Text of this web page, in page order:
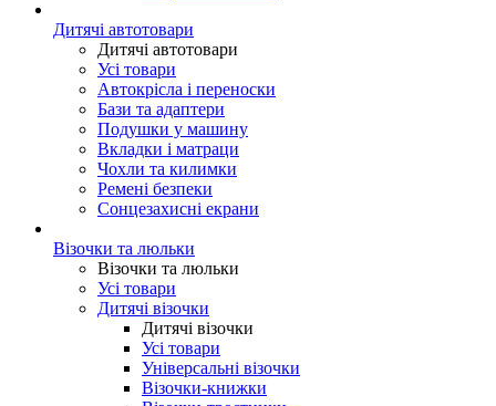
Дитячі автотовари
Дитячі автотовари
Усі товари
Автокрісла і переноски
Бази та адаптери
Подушки у машину
Вкладки і матраци
Чохли та килимки
Ремені безпеки
Сонцезахисні екрани
Візочки та люльки
Візочки та люльки
Усі товари
Дитячі візочки
Дитячі візочки
Усі товари
Універсальні візочки
Візочки-книжки